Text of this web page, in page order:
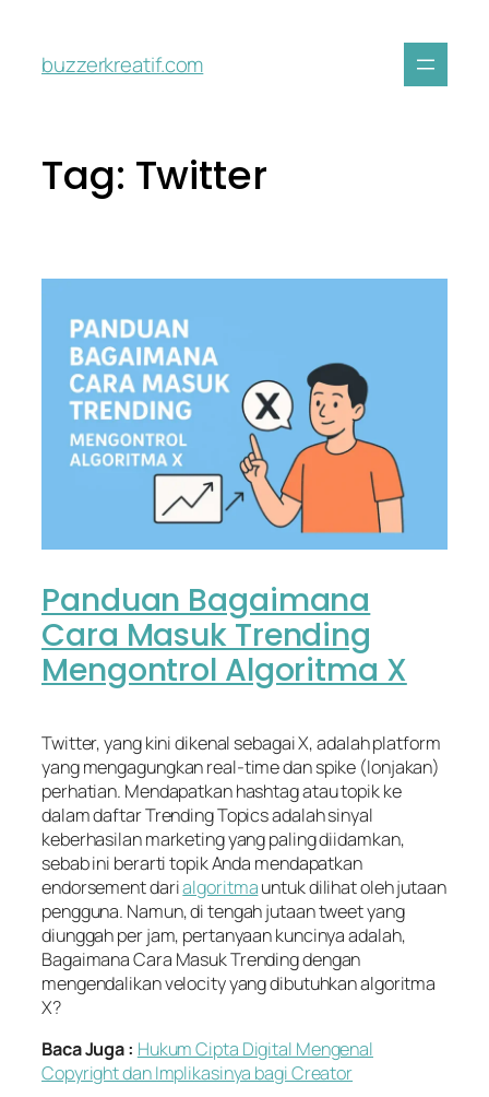
buzzerkreatif.com
Tag: Twitter
Panduan Bagaimana
Cara Masuk Trending
Mengontrol Algoritma X
Twitter, yang kini dikenal sebagai X, adalah platform
yang mengagungkan real-time dan spike (lonjakan)
perhatian. Mendapatkan hashtag atau topik ke
dalam daftar Trending Topics adalah sinyal
keberhasilan marketing yang paling diidamkan,
sebab ini berarti topik Anda mendapatkan
endorsement darialgoritmauntuk dilihat oleh jutaan
pengguna. Namun, di tengah jutaan tweet yang
diunggah per jam, pertanyaan kuncinya adalah,
Bagaimana Cara Masuk Trending dengan
mengendalikan velocity yang dibutuhkan algoritma
X?
Baca Juga : Hukum Cipta Digital Mengenal
Copyright dan Implikasinya bagi Creator